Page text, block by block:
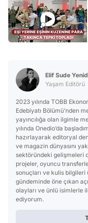
Elif Sude
Yaşam Editörü
2023 yılında TOBB
Edebiyatı Bölümü’nden
yayıncılığa olan ilgimle
yılında Onedio’da
hazırlayarak editoryal
ve magazin dünyasını
sektöründeki gelişmeleri
projeler, oyuncu
sonuçları ve kulis
gündeminde öne çıkan
olayları ve ünlü isimlerle
ediyorum.